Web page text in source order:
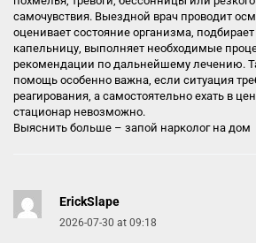
самочувствия. Выездной врач проводит
оценивает состояние организма,
капельницу, выполняет необходимые
рекомендации по дальнейшему лечению.
помощь особенно важна, если ситуация
реагирования, а самостоятельно ехать в
стационар невозможно.
Выяснить больше – запой нарколог на дом
ErickSlape
2026-07-30 at 09:18